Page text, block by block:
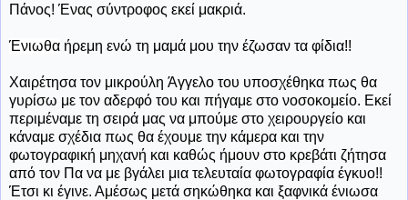
Πάνος! Ένας σύντροφος εκεί μακριά.
Ένιωθα ήρεμη ενώ τη μαμά μου την έζωσαν τα φίδια!!
Χαιρέτησα τον μικρούλη Άγγελο του υποσχέθηκα πως θα
γυρίσω με τον αδερφό του και πήγαμε στο νοσοκομείο. Εκεί
περιμέναμε τη σειρά μας να μπούμε στο χειρουργείο και
κάναμε σχέδια πως θα έχουμε την κάμερα και την
φωτογραφική μηχανή και καθώς ήμουν στο κρεβάτι ζήτησα
από τον Πα να με βγάλει μια τελευταία φωτογραφία έγκυο!!
Έτσι κι έγινε. Αμέσως μετά σηκώθηκα και ξαφνικά ένιωσα